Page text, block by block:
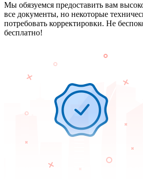
Мы обязуемся предоставить вам
все документы, но некоторые
потребовать корректировки. Не
бесплатно!